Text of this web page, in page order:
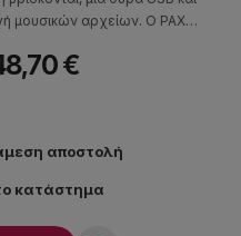
μουσικών αρχείων. Ο PAX-
καταστήματα, bar,
€
αποστολή
κατάστημα